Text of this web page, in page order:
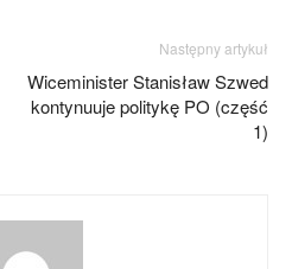
Następny artykuł
Wiceminister Stanisław Szwed
kontynuuje politykę PO (część
1)